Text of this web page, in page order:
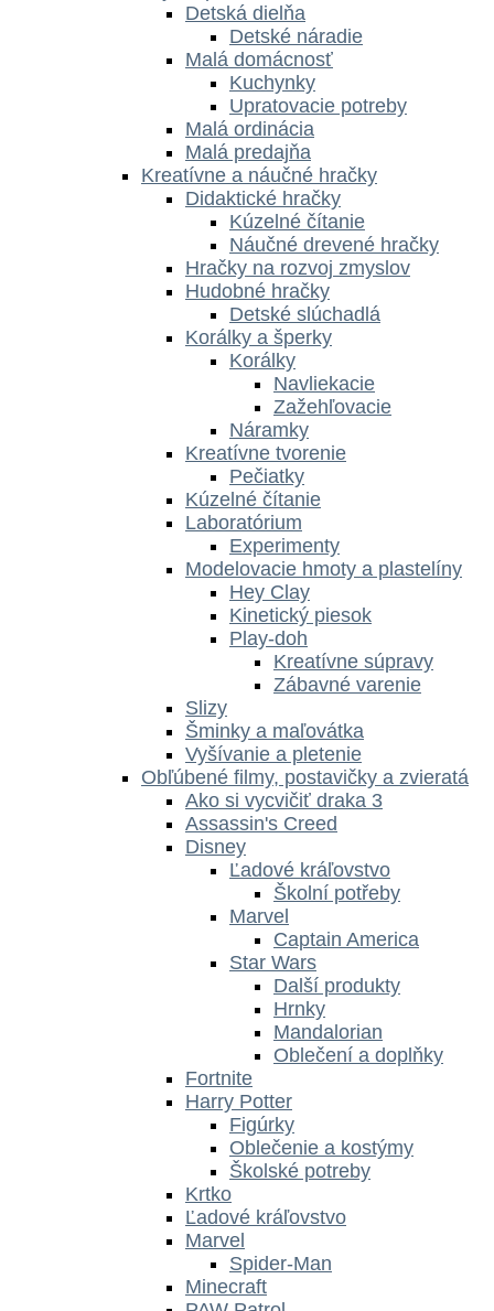
Detská dielňa
Detské náradie
Malá domácnosť
Kuchynky
Upratovacie potreby
Malá ordinácia
Malá predajňa
Kreatívne a náučné hračky
Didaktické hračky
Kúzelné čítanie
Náučné drevené hračky
Hračky na rozvoj zmyslov
Hudobné hračky
Detské slúchadlá
Korálky a šperky
Korálky
Navliekacie
Zažehľovacie
Náramky
Kreatívne tvorenie
Pečiatky
Kúzelné čítanie
Laboratórium
Experimenty
Modelovacie hmoty a plastelíny
Hey Clay
Kinetický piesok
Play-doh
Kreatívne súpravy
Zábavné varenie
Slizy
Šminky a maľovátka
Vyšívanie a pletenie
Obľúbené filmy, postavičky a zvieratá
Ako si vycvičiť draka 3
Assassin's Creed
Disney
Ľadové kráľovstvo
Školní potřeby
Marvel
Captain America
Star Wars
Další produkty
Hrnky
Mandalorian
Oblečení a doplňky
Fortnite
Harry Potter
Figúrky
Oblečenie a kostýmy
Školské potreby
Krtko
Ľadové kráľovstvo
Marvel
Spider-Man
Minecraft